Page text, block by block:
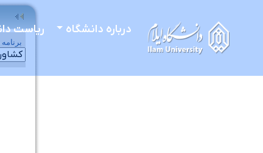
درباره دانشگاه ریاست